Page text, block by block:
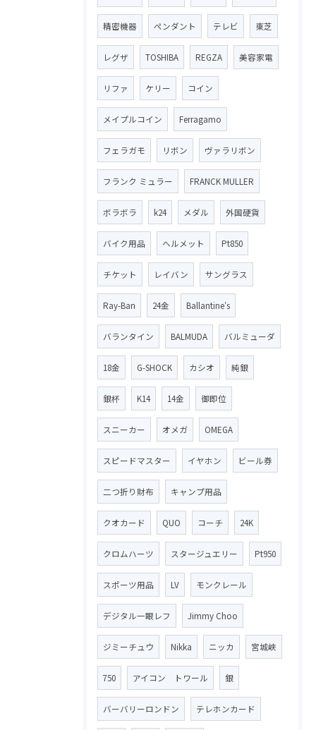
精密機器 ペンダント テレビ 東芝
レグザ TOSHIBA REGZA 美容家電
リファ ケリー コイン
メイプルコイン Ferragamo
フェラガモ リボン ヴァラリボン
フランク ミュラー FRANCK MULLER
ボラボラ k24 メダル 外国硬貨
バイク用品 ヘルメット Pt850
チケット レイバン サングラス
Ray-Ban 24金 Ballantine′s
バランタイン BALMUDA バルミューダ
18金 G-SHOCK カシオ 純銀
銀杯 K14 14金 御即位
スニーカー オメガ OMEGA
スピードマスター イヤホン ビール券
二つ折り財布 キャンプ用品
クオカード QUO コーチ 24K
クロムハーツ スタージュエリー Pt950
スポーツ用品 LV モンクレール
デジタル一眼レフ Jimmy Choo
ジミーチュウ Nikka ニッカ 宮城峡
750 アイコン トワール 銀
バーバリーロンドン テレホンカード